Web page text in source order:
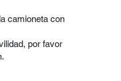
camioneta con
por favor